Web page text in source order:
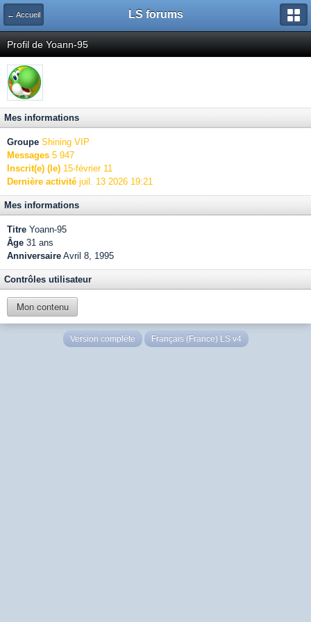
← Accueil LS forums
Profil de Yoann-95
Mes informations
Groupe Shining VIP
Messages 5 947
Inscrit(e) (le) 15-février 11
Dernière activité juil. 13 2026 19:21
Mes informations
Titre Yoann-95
Âge 31 ans
Anniversaire Avril 8, 1995
Contrôles utilisateur
Mon contenu
Version complète Français (France) LS v4